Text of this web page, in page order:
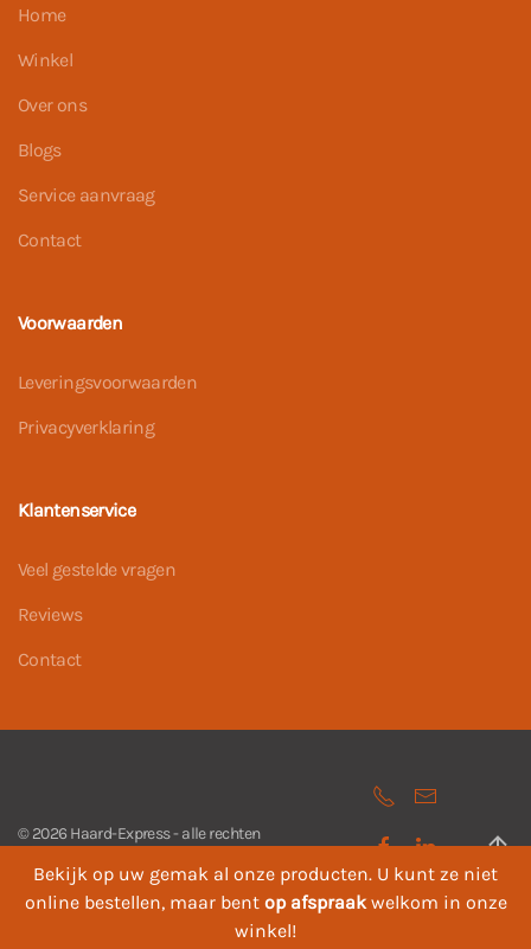
Home
Winkel
Over ons
Blogs
Service aanvraag
Contact
Voorwaarden
Leveringsvoorwaarden
Privacyverklaring
Klantenservice
Veel gestelde vragen
Reviews
Contact
©2026 Haard-Express - alle rechten
Bekijk op uw gemak al onze producten. U kunt ze niet
online bestellen, maar bent op afspraakwelkom in onze
winkel!